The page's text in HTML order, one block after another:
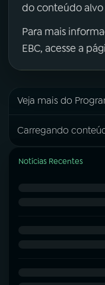
do conteúdo alvo
Para mais
EBC, acesse a
Veja mais do
Carregando
Notícias Recentes